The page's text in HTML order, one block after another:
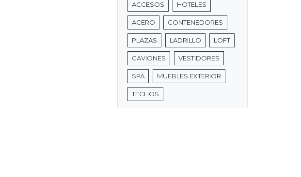
ACCESOS HOTELES
ACERO CONTENEDORES
PLAZAS LADRILLO LOFT
GAVIONES VESTIDORES
SPA MUEBLES EXTERIOR
TECHOS